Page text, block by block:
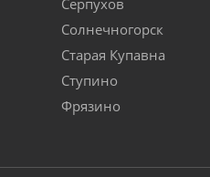
Серпухов
Солнечногорск
Старая Купавна
Ступино
Фрязино